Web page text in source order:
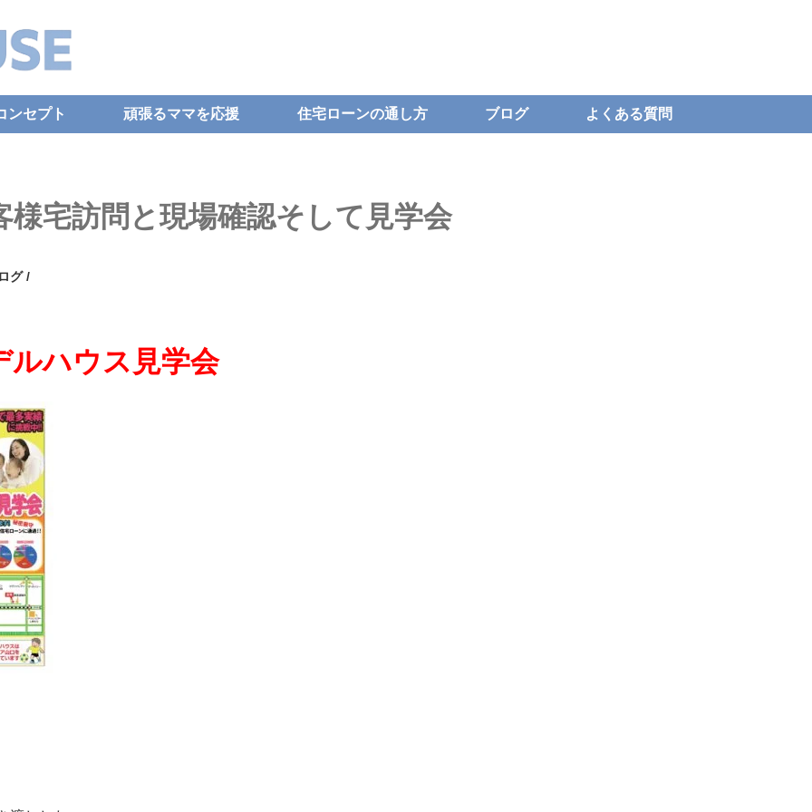
ンセプト 頑張るママを応援 住宅ローンの通し方 ブログ よくある質問
様宅訪問と現場確認そして見学会
グ/
ルハウス見学会